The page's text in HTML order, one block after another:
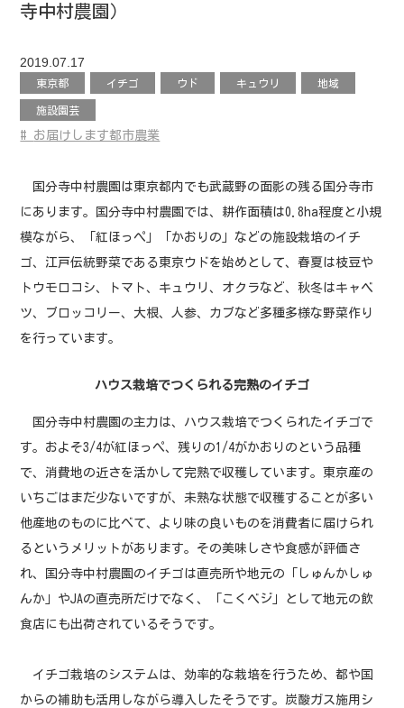
寺中村農園）
2019.07.17
東京都 イチゴ ウド キュウリ 地域
施設園芸
お届けします都市農業
国分寺中村農園は東京都内でも武蔵野の面影の残る国分寺市
にあります。国分寺中村農園では、耕作面積は0.8ha程度と小規
模ながら、「紅ほっぺ」「かおりの」などの施設栽培のイチ
ゴ、江戸伝統野菜である東京ウドを始めとして、春夏は枝豆や
トウモロコシ、トマト、キュウリ、オクラなど、秋冬はキャベ
ツ、ブロッコリー、大根、人参、カブなど多種多様な野菜作り
を行っています。
ハウス栽培でつくられる完熟のイチゴ
国分寺中村農園の主力は、ハウス栽培でつくられたイチゴで
す。およそ3/4が紅ほっぺ、残りの1/4がかおりのという品種
で、消費地の近さを活かして完熟で収穫しています。東京産の
いちごはまだ少ないですが、未熟な状態で収穫することが多い
他産地のものに比べて、より味の良いものを消費者に届けられ
るというメリットがあります。その美味しさや食感が評価さ
れ、国分寺中村農園のイチゴは直売所や地元の「しゅんかしゅ
んか」やJAの直売所だけでなく、「こくベジ」として地元の飲
食店にも出荷されているそうです。
イチゴ栽培のシステムは、効率的な栽培を行うため、都や国
からの補助も活用しながら導入したそうです。炭酸ガス施用シ